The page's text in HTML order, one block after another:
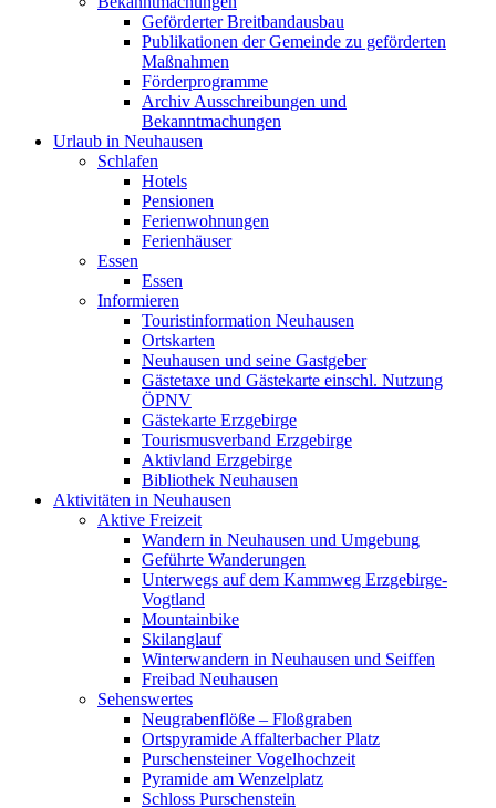
Geförderter Breitbandausbau
Publikationen der Gemeinde zu geförderten
Maßnahmen
Förderprogramme
Archiv Ausschreibungen und
Bekanntmachungen
Urlaub in Neuhausen
Schlafen
Hotels
Pensionen
Ferienwohnungen
Ferienhäuser
Essen
Essen
Informieren
Touristinformation Neuhausen
Ortskarten
Neuhausen und seine Gastgeber
Gästetaxe und Gästekarte einschl. Nutzung
ÖPNV
Gästekarte Erzgebirge
Tourismusverband Erzgebirge
Aktivland Erzgebirge
Bibliothek Neuhausen
Aktivitäten in Neuhausen
Aktive Freizeit
Wandern in Neuhausen und Umgebung
Geführte Wanderungen
Unterwegs auf dem Kammweg Erzgebirge-
Vogtland
Mountainbike
Skilanglauf
Winterwandern in Neuhausen und Seiffen
Freibad Neuhausen
Sehenswertes
Neugrabenflöße – Floßgraben
Ortspyramide Affalterbacher Platz
Purschensteiner Vogelhochzeit
Pyramide am Wenzelplatz
Schloss Purschenstein